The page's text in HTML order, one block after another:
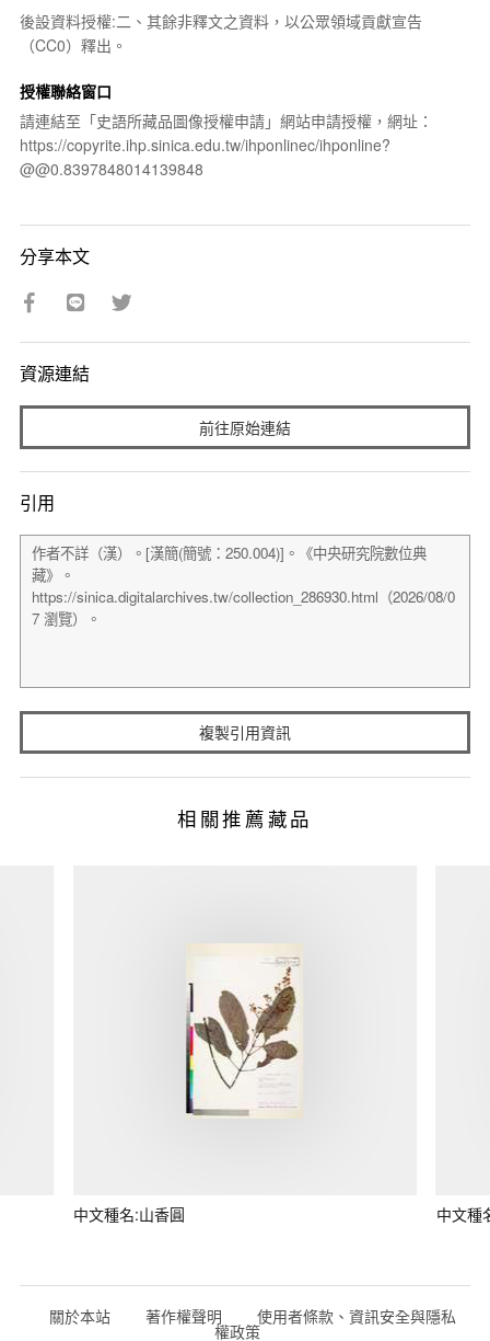
後設資料授權:二、其餘非釋文之資料，以公眾領域貢獻宣告
（CC0）釋出。
授權聯絡窗口
請連結至「史語所藏品圖像授權申請」網站申請授權，網址：
https://copyrite.ihp.sinica.edu.tw/ihponlinec/ihponline?
@@0.8397848014139848
分享本文
資源連結
前往原始連結
引用
複製引用資訊
相關推薦藏品
中文種名:山香圓 中文種
關於本站 著作權聲明 使用者條款、資訊安全與隱私
權政策